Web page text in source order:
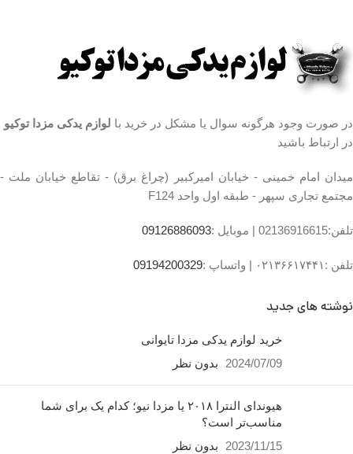
در صورت وجود هرگونه سوال یا مشکل در خرید با لوازم یدکی مزدا توکیو
در ارتباط باشید
میدان امام خمینی - خیابان امیرکبیر (چراغ برق) - تقاطع خیابان ملت -
مجتمع تجاری سپهر - طبقه اول واحد F124
تلفن:02136916615 | موبایل :09126886093
تلفن :۰۲۱۳۶۶۱۷۴۴۱ | واتساپ :09194200329
نوشته های جدید
خرید لوازم یدکی مزدا تایوانی
2024/07/09 بدون نظر
هیوندای النترا ۲۰۱۸ یا مزدا نیو؛ کدام یک برای شما
مناسب‌تر است؟
2023/11/15 بدون نظر